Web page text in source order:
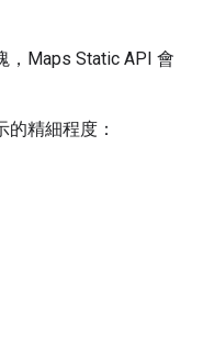
，Maps Static API 會
精細程度：